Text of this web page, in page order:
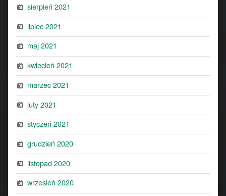
sierpień 2021
lipiec 2021
maj 2021
kwiecień 2021
marzec 2021
luty 2021
styczeń 2021
grudzień 2020
listopad 2020
wrzesień 2020